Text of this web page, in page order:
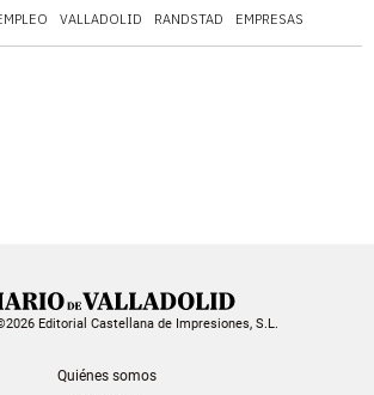
VALLADOLID RANDSTAD EMPRESAS
Editorial Castellana de Impresiones, S.L.
Quiénes somos